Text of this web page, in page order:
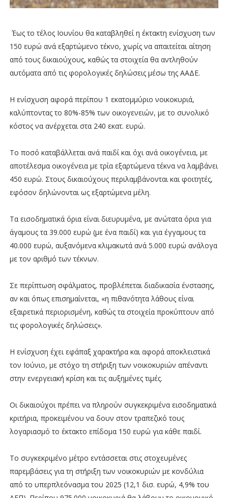
Έως το τέλος Ιουνίου θα καταβληθεί η έκτακτη ενίσχυση των
150 ευρώ ανά εξαρτώμενο τέκνο, χωρίς να απαιτείται αίτηση
από τους δικαιούχους, καθώς τα στοιχεία θα αντληθούν
αυτόματα από τις φορολογικές δηλώσεις μέσω της ΑΑΔΕ.
Η ενίσχυση αφορά περίπου 1 εκατομμύριο νοικοκυριά,
καλύπτοντας το 80%-85% των οικογενειών, με το συνολικό
κόστος να ανέρχεται στα 240 εκατ. ευρώ.
Το ποσό καταβάλλεται ανά παιδί και όχι ανά οικογένεια, με
αποτέλεσμα οικογένεια με τρία εξαρτώμενα τέκνα να λαμβάνει
450 ευρώ. Στους δικαιούχους περιλαμβάνονται και φοιτητές,
εφόσον δηλώνονται ως εξαρτώμενα μέλη.
Τα εισοδηματικά όρια είναι διευρυμένα, με ανώτατα όρια για
άγαμους τα 39.000 ευρώ (με ένα παιδί) και για έγγαμους τα
40.000 ευρώ, αυξανόμενα κλιμακωτά ανά 5.000 ευρώ ανάλογα
με τον αριθμό των τέκνων.
Σε περίπτωση σφάλματος, προβλέπεται διαδικασία ένστασης,
αν και όπως επισημαίνεται, «η πιθανότητα λάθους είναι
εξαιρετικά περιορισμένη, καθώς τα στοιχεία προκύπτουν από
τις φορολογικές δηλώσεις».
Η ενίσχυση έχει εφάπαξ χαρακτήρα και αφορά αποκλειστικά
τον Ιούνιο, με στόχο τη στήριξη των νοικοκυριών απέναντι
στην ενεργειακή κρίση και τις αυξημένες τιμές.
Οι δικαιούχοι πρέπει να πληρούν συγκεκριμένα εισοδηματικά
κριτήρια, προκειμένου να δουν στον τραπεζικό τους
λογαριασμό το έκτακτο επίδομα 150 ευρώ για κάθε παιδί.
Tο συγκεκριμένο μέτρο εντάσσεται στις στοχευμένες
παρεμβάσεις για τη στήριξη των νοικοκυριών με κονδύλια
από το υπερπλεόνασμα του 2025 (12,1 δισ. ευρώ, 4,9% του